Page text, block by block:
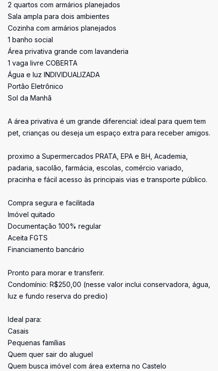
2 quartos com armários planejados
Sala ampla para dois ambientes
Cozinha com armários planejados
1 banho social
Área privativa grande com lavanderia
1 vaga livre COBERTA
Água e luz INDIVIDUALIZADA
Portão Eletrônico
Sol da Manhã
A área privativa é um grande diferencial: ideal para quem tem
pet, crianças ou deseja um espaço extra para receber amigos.
proximo a Supermercados PRATA, EPA e BH, Academia,
padaria, sacolão, farmácia, escolas, comércio variado,
pracinha e fácil acesso às principais vias e transporte público.
Compra segura e facilitada
Imóvel quitado
Documentação 100% regular
Aceita FGTS
Financiamento bancário
Pronto para morar e transferir.
Condomínio: R$250,00 (nesse valor inclui conservadora, água,
luz e fundo reserva do predio)
Ideal para:
Casais
Pequenas famílias
Quem quer sair do aluguel
Quem busca imóvel com área externa no Castelo